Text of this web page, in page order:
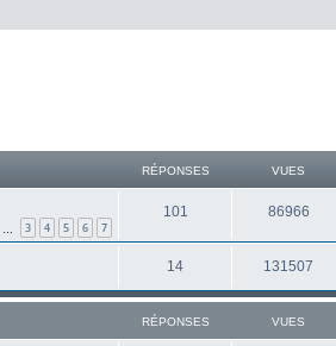
RÉPONSES VUES
3 4 5 6 7
101 86966
14 131507
RÉPONSES VUES